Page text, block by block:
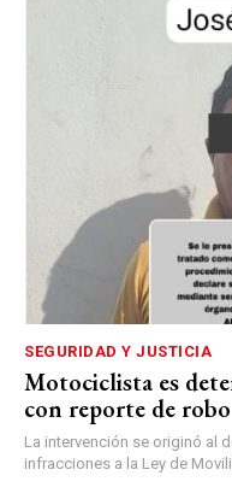
SEGURIDAD Y JUSTICIA
Motociclista es
con reporte de robo
La intervención se originó al
infracciones a la Ley de